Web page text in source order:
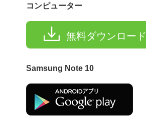
コンピューター
無料ダウンロード
Samsung Note 10